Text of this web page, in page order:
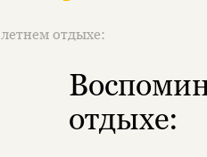
отдыхе:
отдыхе: